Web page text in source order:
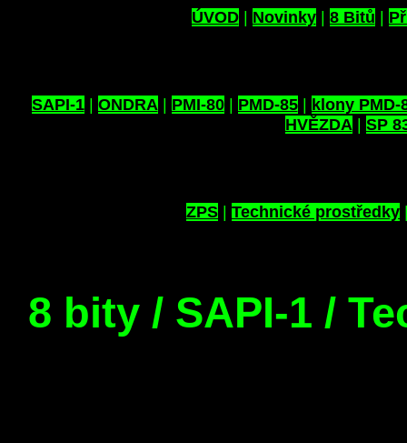
ÚVOD| Novinky| 8 Bitů
SAPI-1| ONDRA| PMI-80| PMD-85|
klony PMD-
HVĚZDA| SP
ZPS Technické prostředky
8 bity / SAPI-1 /